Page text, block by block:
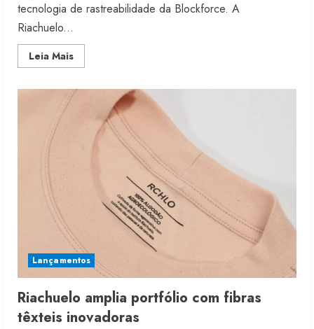
tecnologia de rastreabilidade da Blockforce. A
Riachuelo...
Leia MaisRead
more
lança
rastreável
algodão
regenerativo
Lançamentos
Riachuelo amplia portfólio com fibras
têxteis inovadoras